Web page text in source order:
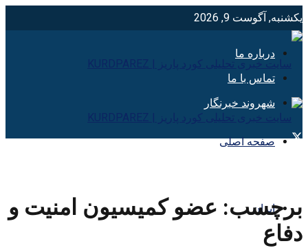
یکشنبه, آگوست 9, 2026
درباره ما
تماس با ما
شهروند خبرنگار
صفحه اصلی
ایران
برچسب: عضو كميسيون امنيت و
دفاع